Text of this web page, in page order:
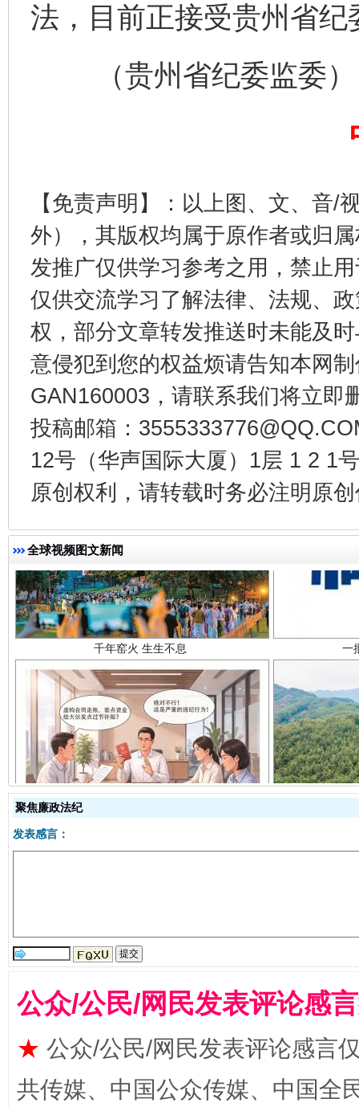
法，目前正接受贵州省
（贵州省纪委监委）
【免责声明】：以上图、文、音/
外），其版权均属于原作者或归
发推广仅供学习参考之用，禁止
仅供交流学习了解法律、法规、
权，部分文章转发推送时未能及
意侵犯到您的权益烦请告知本网
GAN160003，请联系我们将立即
投稿邮箱：
12号（华声国际大厦）1层 1 2 1
原创权利，请转载时务必注明原
全球视频图文新闻
一纸欠
东山县通报“牛蛙产品抗生素超标问题” 法
千年窑火 生生不息
揭开“小金库”的免责幌子
聚焦廉政法纪
发表感言：
公众/公民/网民发表评论感
★ 公众/公民/网民发表评论感言
共传媒、中国公众传媒、中国全